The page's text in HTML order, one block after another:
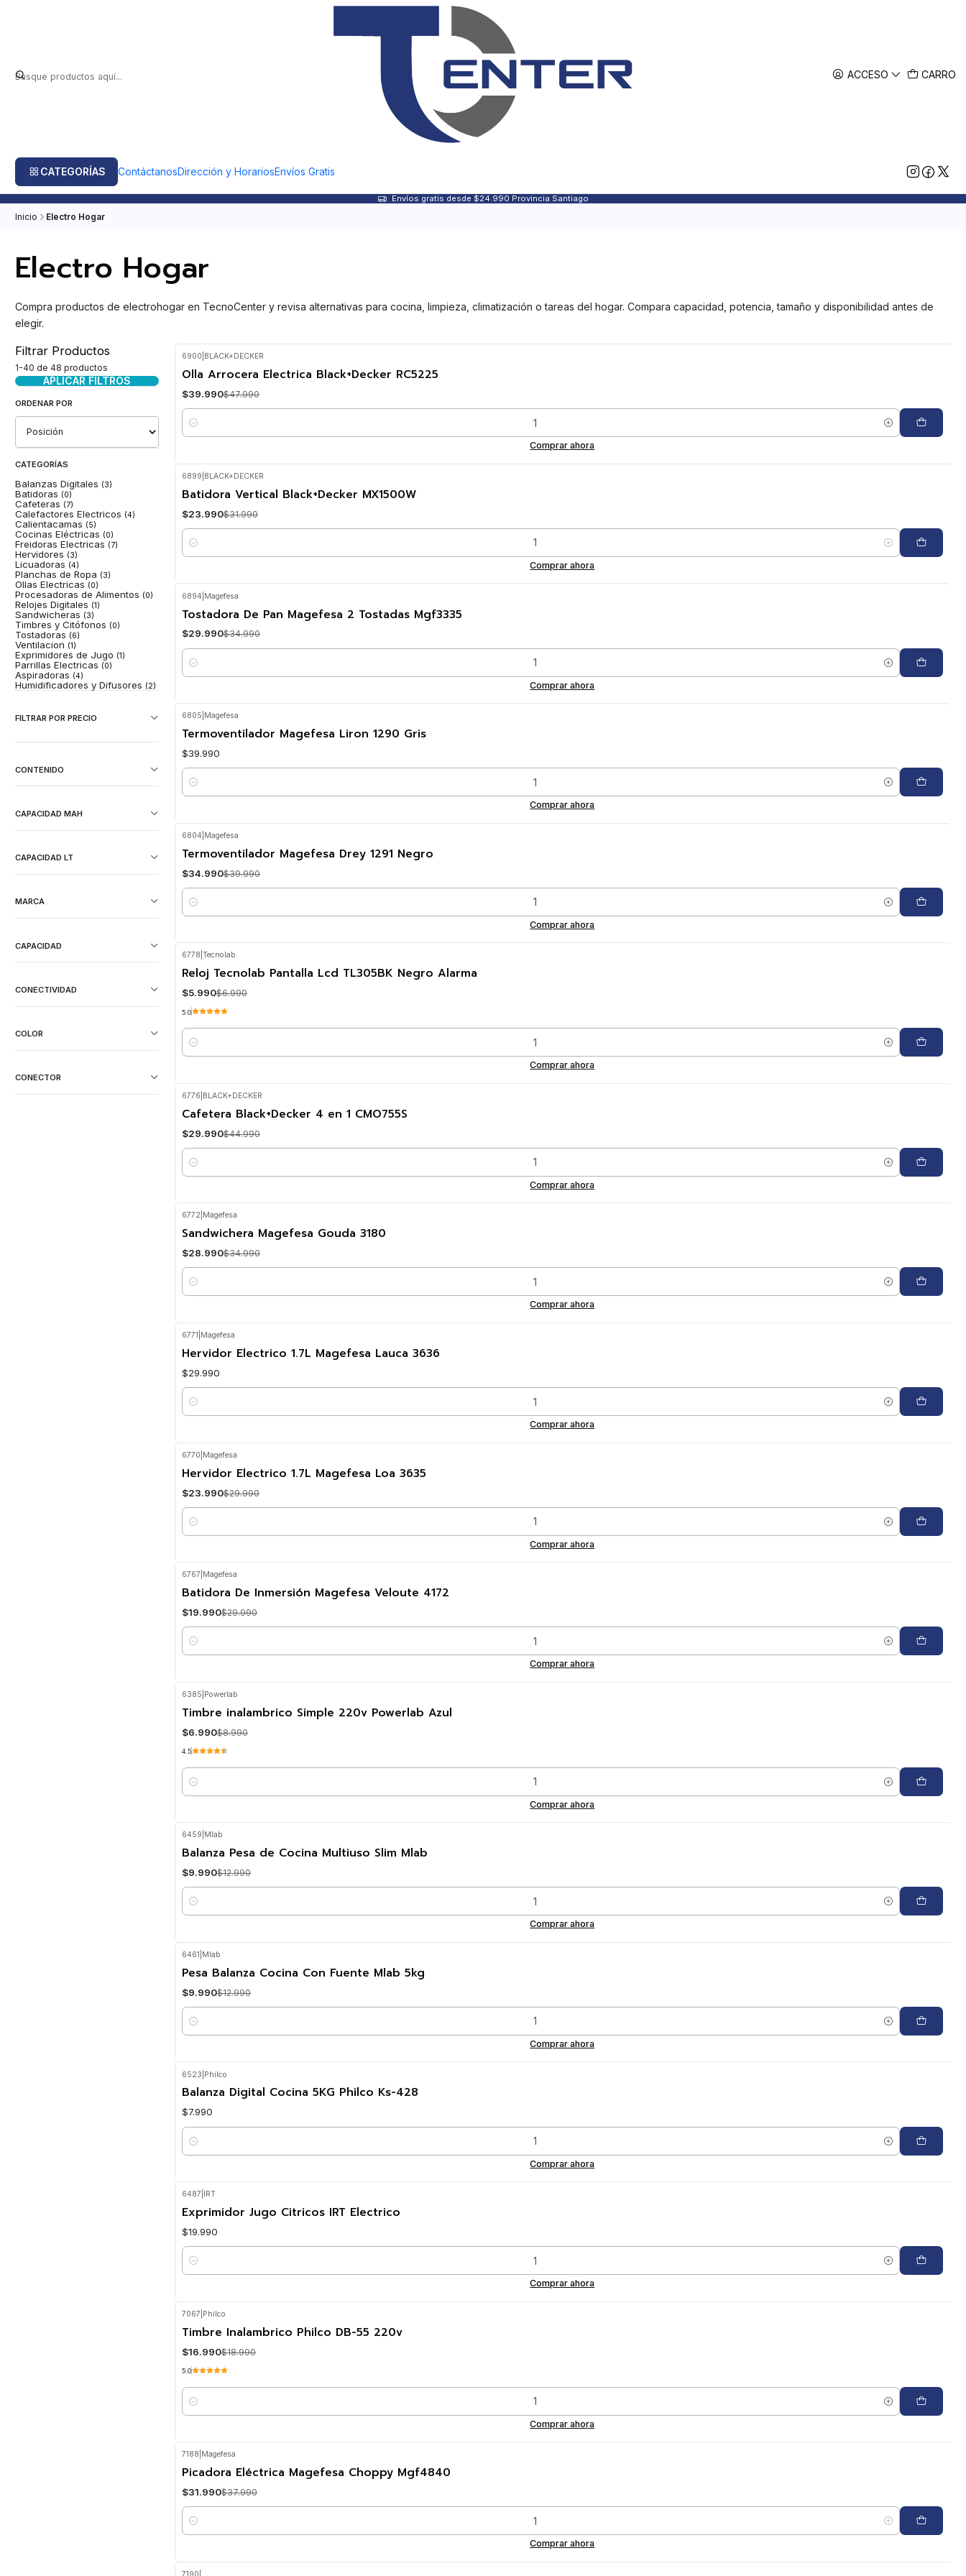
ACCESO CARRO
CATEGORÍAS ContáctanosDirección y HorariosEnvíos Gratis
Envíos gratis desde $24.990 Provincia Santiago
Inicio Electro Hogar
Electro Hogar
Compra productos de electrohogar en TecnoCenter y revisa alternativas para cocina, limpieza, climatización o tareas del hogar. Compara capacidad, potencia, tamaño y disponibilidad antes de
elegir.
Filtrar Productos
1-40 de 48 productos
APLICAR FILTROS
ORDENAR POR
CATEGORÍAS
Balanzas Digitales (3)
Batidoras (0)
Cafeteras (7)
Calefactores Electricos (4)
Calientacamas (5)
Cocinas Eléctricas (0)
Freidoras Electricas (7)
Hervidores (3)
Licuadoras (4)
Planchas de Ropa (3)
Ollas Electricas (0)
Procesadoras de Alimentos (0)
Relojes Digitales (1)
Sandwicheras (3)
Timbres y Citófonos (0)
Tostadoras (6)
Ventilacion (1)
Exprimidores de Jugo (1)
Parrillas Electricas (0)
Aspiradoras (4)
Humidificadores y Difusores (2)
FILTRAR POR PRECIO
CONTENIDO
CAPACIDAD MAH
CAPACIDAD LT
MARCA
CAPACIDAD
CONECTIVIDAD
COLOR
CONECTOR
-17%
6900 BLACK+DECKER
Olla Arrocera Electrica Black+Decker RC5225
$39.990$47.990
Cantidad
Comprar ahora
-25%
6899 BLACK+DECKER
Batidora Vertical Black+Decker MX1500W
$23.990$31.990
Cantidad
Comprar ahora
-14%OFF
6894 Magefesa
Tostadora De Pan Magefesa 2 Tostadas Mgf3335
$29.990$34.990
Cantidad
Comprar ahora
6805 Magefesa
Termoventilador Magefesa Liron 1290 Gris
$39.990
Cantidad
Comprar ahora
6804 Magefesa
Termoventilador Magefesa Drey 1291 Negro
$34.990$39.990
Cantidad
Comprar ahora
-14%OFF
6778 Tecnolab
Reloj Tecnolab Pantalla Lcd TL305BK Negro Alarma
$5.990$6.990
5.0
Cantidad
Comprar ahora
-33%
6776 BLACK+DECKER
Cafetera Black+Decker 4 en 1 CMO755S
$29.990$44.990
Cantidad
Comprar ahora
-17% OFF
6772 Magefesa
Sandwichera Magefesa Gouda 3180
$28.990$34.990
Cantidad
Comprar ahora
6771 Magefesa
Hervidor Electrico 1.7L Magefesa Lauca 3636
$29.990
Cantidad
Comprar ahora
-20%
6770 Magefesa
Hervidor Electrico 1.7L Magefesa Loa 3635
$23.990$29.990
Cantidad
Comprar ahora
-33%
6767 Magefesa
Batidora De Inmersión Magefesa Veloute 4172
$19.990$29.990
Cantidad
Comprar ahora
-22%
6385 Powerlab
Timbre inalambrico Simple 220v Powerlab Azul
$6.990$8.990
4.5
Cantidad
Comprar ahora
-23% OFF
6459 Mlab
Balanza Pesa de Cocina Multiuso Slim Mlab
$9.990$12.990
Cantidad
Comprar ahora
OFF
6461 Mlab
Pesa Balanza Cocina Con Fuente Mlab 5kg
$9.990$12.990
Cantidad
Comprar ahora
6523 Philco
Balanza Digital Cocina 5KG Philco Ks-428
$7.990
Cantidad
Comprar ahora
6487 IRT
Exprimidor Jugo Citricos IRT Electrico
$19.990
Cantidad
Comprar ahora
-11%
7067 Philco
Timbre Inalambrico Philco DB-55 220v
$16.990$18.990
5.0
Cantidad
Comprar ahora
-16%
7188 Magefesa
Picadora Eléctrica Magefesa Choppy Mgf4840
$31.990$37.990
Cantidad
Comprar ahora
7190